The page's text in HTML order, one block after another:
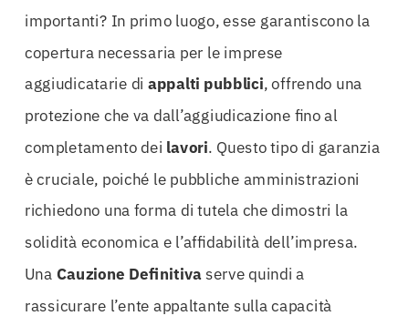
importanti? In primo luogo, esse garantiscono la
copertura necessaria per le imprese
aggiudicatarie diappalti pubblici, offrendo una
protezione che va dall’aggiudicazione fino al
completamento dei lavori. Questo tipo di garanzia
è cruciale, poiché le pubbliche amministrazioni
richiedono una forma di tutela che dimostri la
solidità economica e l’affidabilità dell’impresa.
Una Cauzione Definitivaserve quindi a
rassicurare l’ente appaltante sulla capacità